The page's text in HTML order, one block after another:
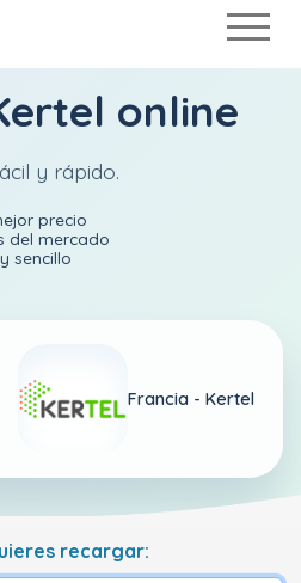
online
y rápido.
precio
del mercado
sencillo
Francia - Kertel
recargar: